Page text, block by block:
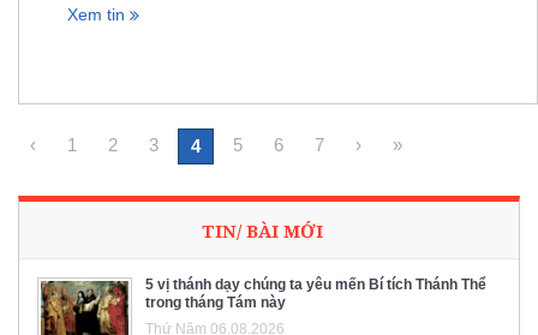
Xem tin
‹ 1 2 3 4 5 6 7 › »
TIN/ BÀI MỚI
5 vị thánh dạy chúng ta yêu mến Bí tích Thánh Thể
trong tháng Tám này
Thứ Năm 06.08.2026